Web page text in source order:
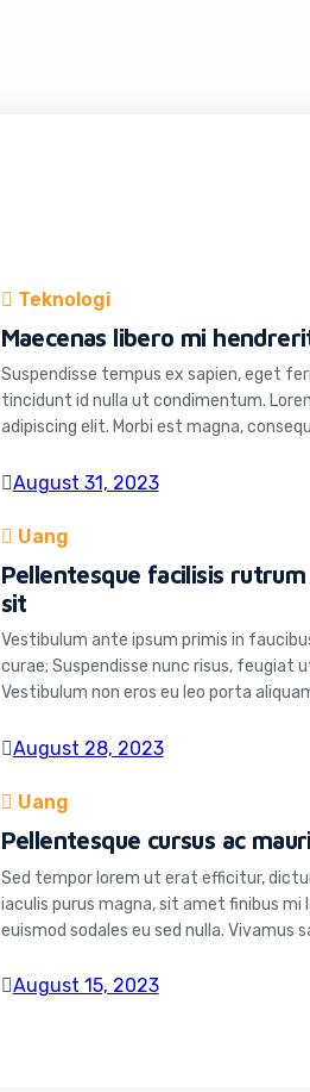
Teknologi
Maecenas libero mi
Suspendisse tempus ex sapien, eget
tincidunt id nulla ut condimentum.
adipiscing elit. Morbi est magna,
turpis blandit pulvinar. In pretium id
August 31, 2023
Uang
Pellentesque facilisis
sit
Vestibulum ante ipsum primis in
curae; Suspendisse nunc risus, feugiat
Vestibulum non eros eu leo porta
Etiam id dui est. Nulla cursus cursus
August 28, 2023
Uang
Pellentesque cursus ac
Sed tempor lorem ut erat efficitur,
iaculis purus magna, sit amet finibus mi
euismod sodales eu sed nulla. Vivamus
tortor a velit ultrices interdum non […]
August 15, 2023